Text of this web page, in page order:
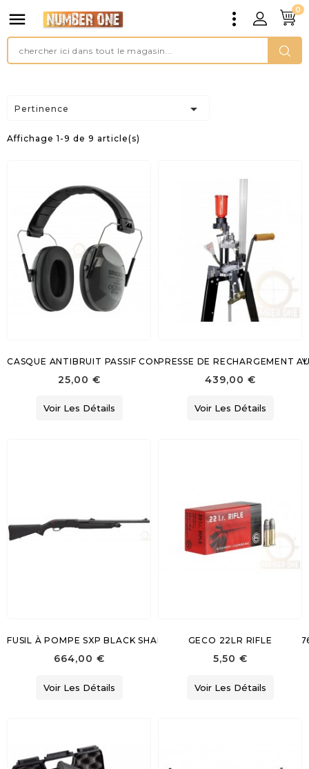
 0
Pertinence 
Affichage 1-9 de 9 article(s)
CASQUE ANTIBRUIT PASSIF COMPACT HG803G SINGER SAFETY
25,00 €
Voir Les Détails
PRESSE DE RECHARGEMENT
439,00 €
Voir Les Détails
FUSIL À POMPE SXP BLACK SHADOW DEER WINCHESTER - 12/
664,00 €
Voir Les Détails
GECO 22LR RIFLE
5,50 €
Voir Les Détails